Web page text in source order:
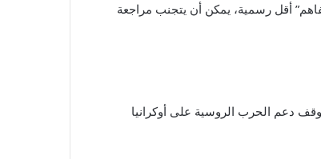
أقل رسمية، يمكن أن يتجنب مراجعة
دعم الحرب الروسية على أوكرانيا